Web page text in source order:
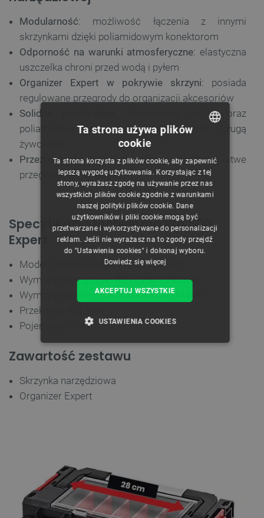
Modularność: możliwość łączenia z innymi
skrzynkami dzięki poliamidowym konektorom
Odporność na warunki atmosferyczne: elastyczna
uszczelka chroni przed wodą i pyłem
Organizer Expert w pokrywie skrzyni: posiada
regulowane przegrody do organizacji akcesoriów
Solidna konstrukcja
: aluminiowa rączka oraz
poliamidowe zapięcia zapewniają trwałość i długą
żywotność
Przezroczyste wieko organizera: umożliwia łatwe
przeglądanie zawartości
Specyfikacja techniczna Pro 500
Expert
Model: Qbrick System Pro 500 Expert
Wymiary zewnętrzne: 450 x 260 x 240 mm
Wymiary wewnętrzne: 410 x 187 x 174 mm
Przekątna: 482 mm
Pojemność: 14 l
Zawartość zestawu
Skrzynka narzędziowa
Organizer Expert
CZECH
ENGLISH
GERMAN
Ta strona używa plików
cookie
Ta strona korzysta z plików cookie, aby zapewnić
lepszą wygodę użytkowania. Korzystając z tej
strony, wyrażasz zgodę na używanie przez nas
wszystkich plików cookie zgodnie z warunkami
naszej polityki plików cookie. Dane
użytkowników i pliki cookie mogą być
przetwarzane i wykorzystywane do personalizacji
reklam. Jeśli nie wyrażasz na to zgody przejdź
do "Ustawienia cookies" i dokonaj wyboru.
Dowiedz się więcej
AKCEPTUJ WSZYSTKIE
USTAWIENIA COOKIES
TARGETOWANIE
Funkcjonalność
Niezbędne pliki cookie umożliwiają korzystanie z
podstawowych funkcji strony internetowej, takich
jak logowanie użytkownika i zarządzanie kontem.